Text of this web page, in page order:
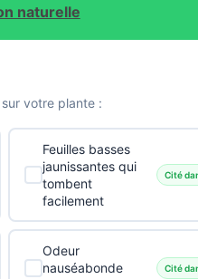
naturelle
votre plante :
Feuilles basses
jaunissantes qui
tombent
facilement
Cité
Odeur
nauséabonde
Cité